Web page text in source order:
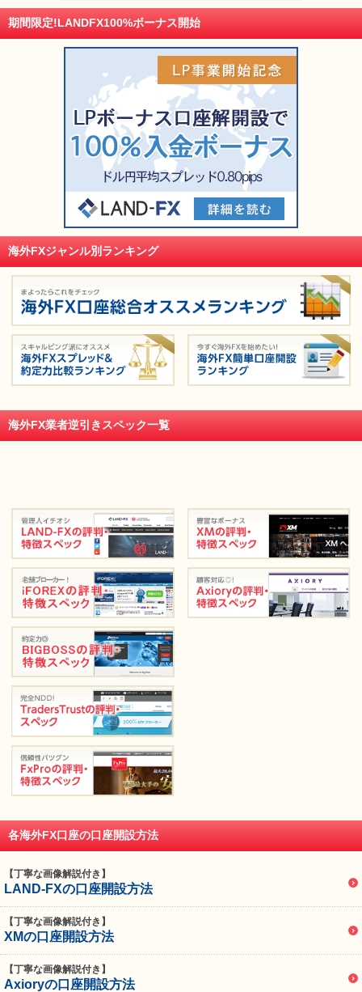
期間限定!LANDFX100%ボーナス開始
海外FXジャンル別ランキング
海外FX業者逆引きスペック一覧
各海外FX口座の口座開設方法
【丁寧な画像解説付き】
LAND-FXの口座開設方法
【丁寧な画像解説付き】
XMの口座開設方法
【丁寧な画像解説付き】
Axioryの口座開設方法